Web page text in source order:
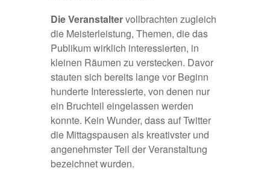
Die Veranstaltervollbrachten zugleich
die Meisterleistung, Themen, die das
Publikum wirklich interessierten, in
kleinen Räumen zu verstecken. Davor
stauten sich bereits lange vor Beginn
hunderte Interessierte, von denen nur
ein Bruchteil eingelassen werden
konnte. Kein Wunder, dass auf Twitter
die Mittagspausen als kreativster und
angenehmster Teil der Veranstaltung
bezeichnet wurden.